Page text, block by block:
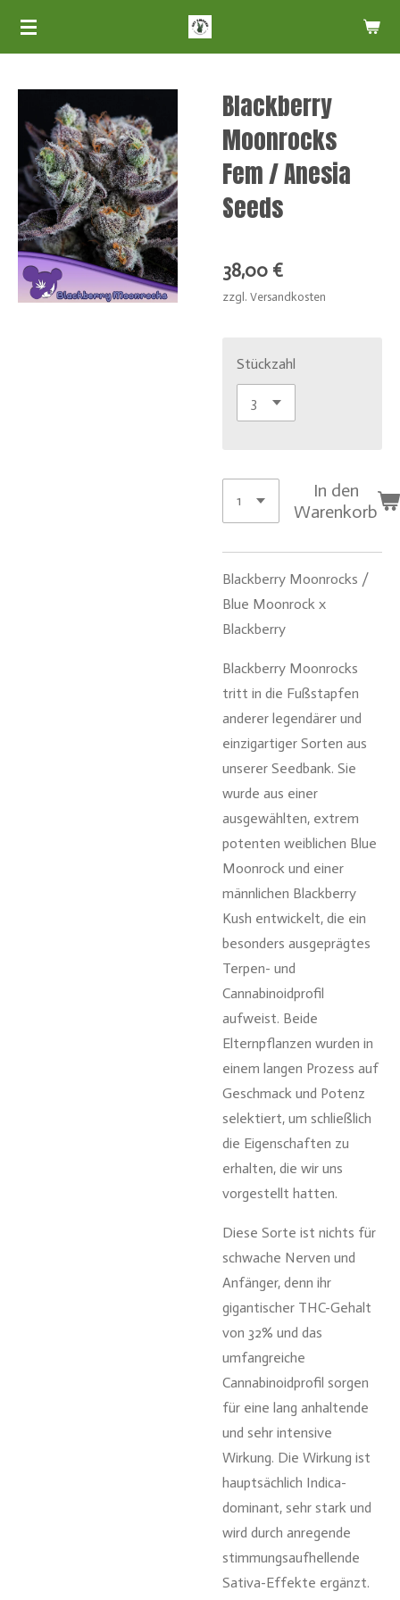
Zum
Blackberry
Moonrocks
Fem / Anesia
Seeds
38,00 €
zzgl. Versandkosten
Stückzahl
In den
Warenkorb
Blackberry Moonrocks /
Blue Moonrock x
Blackberry
Blackberry Moonrocks
tritt in die Fußstapfen
anderer legendärer und
einzigartiger Sorten aus
unserer Seedbank. Sie
wurde aus einer
ausgewählten, extrem
potenten weiblichen Blue
Moonrock und einer
männlichen Blackberry
Kush entwickelt, die ein
besonders ausgeprägtes
Terpen- und
Cannabinoidprofil
aufweist. Beide
Elternpflanzen wurden in
einem langen Prozess auf
Geschmack und Potenz
selektiert, um schließlich
die Eigenschaften zu
erhalten, die wir uns
vorgestellt hatten.
Diese Sorte ist nichts für
schwache Nerven und
Anfänger, denn ihr
gigantischer THC-Gehalt
von 32% und das
umfangreiche
Cannabinoidprofil sorgen
für eine lang anhaltende
und sehr intensive
Wirkung. Die Wirkung ist
hauptsächlich Indica-
dominant, sehr stark und
wird durch anregende
stimmungsaufhellende
Sativa-Effekte ergänzt.